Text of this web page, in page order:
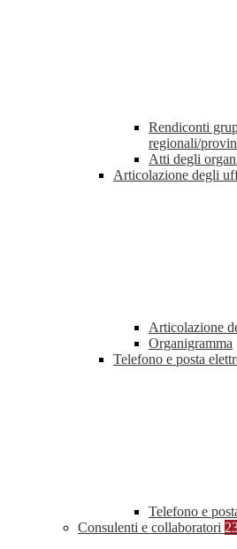
Rendiconti
regionali/
Atti degli
Articolazione degli
Articolazione
Organigramma
Telefono e posta
Telefono e
Consulenti e collaboratori